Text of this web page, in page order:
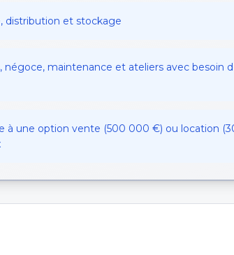
distribution et stockage
maintenance et ateliers avec besoin
à une option vente (500 000 €) ou location